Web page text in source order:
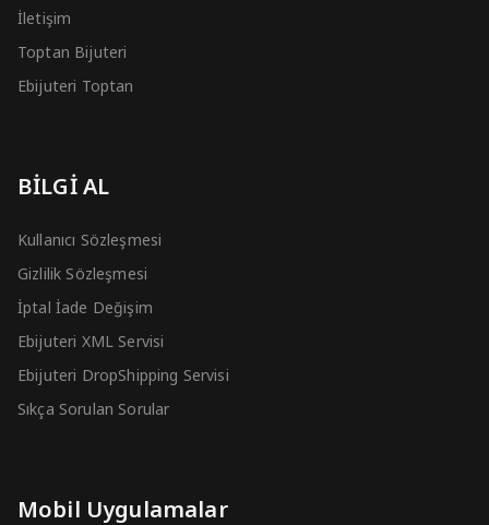
İletişim
Toptan Bijuteri
Ebijuteri Toptan
BİLGİ AL
Kullanıcı Sözleşmesi
Gizlilik Sözleşmesi
İptal İade Değişim
Ebijuteri XML Servisi
Ebijuteri DropShipping Servisi
Sıkça Sorulan Sorular
Mobil Uygulamalar